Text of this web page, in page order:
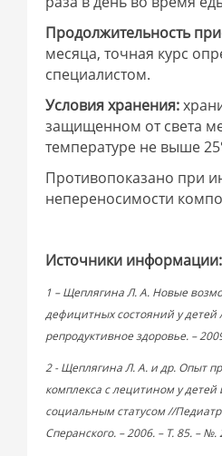
Продолжительность
месяца, точная курс
специалистом.
Условия хранения:
защищенном от света
температуре не выше
Противопоказано при
непереносимости
Источники информации:
1 – Щеплягина Л. А. Новые
дефицитных состояний у детей
репродуктивное здоровье. –
2 - Щеплягина Л. А. и др. Опыт
комплекса с лецитином у
социальным статусом //
Сперанского. – 2006. – Т. 85. – №.